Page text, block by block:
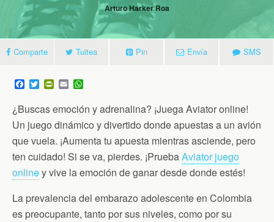
Arturo Harker Roa
Comparte Tuitea Pin Envía SMS
F
a
e
b
o
o
k
T
w
t
t
e
r
P
n
t
F
r
i
e
n
y
E
m
i
l
t
s
A
p
p
¿Buscas emoción y adrenalina? ¡Juega Aviator online!
Un juego dinámico y divertido donde apuestas a un avión
que vuela. ¡Aumenta tu apuesta mientras asciende, pero
ten cuidado! Si se va, pierdes. ¡PruebaAviator juego
onliney vive la emoción de ganar desde donde estés!
La prevalencia del embarazo adolescente en Colombia
es preocupante, tanto por sus niveles, como por su